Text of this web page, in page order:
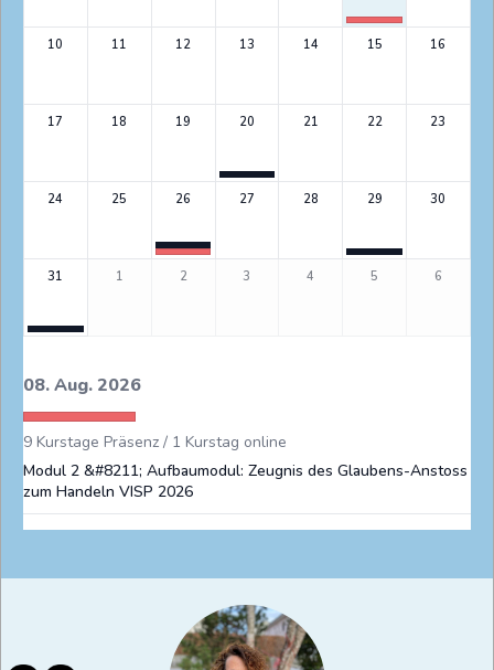
10 11 12 13 14 15 16
17 18 19 20 21 22 23
24 25 26 27 28 29 30
31 1 2 3 4 5 6
08. Aug. 2026
9 Kurstage Präsenz / 1 Kurstag online
Modul 2 &#8211; Aufbaumodul: Zeugnis des Glaubens-Anstoss
zum Handeln VISP 2026